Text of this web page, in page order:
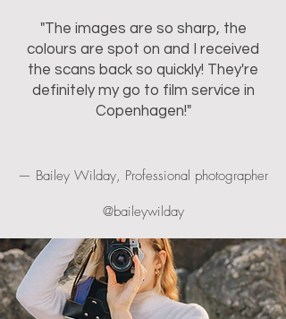
"The images are so sharp, the
colours are spot on and I received
the scans back so quickly! They're
definitely my go to film service in
Copenhagen!"
— Bailey Wilday, Professional photographer
@baileywilday